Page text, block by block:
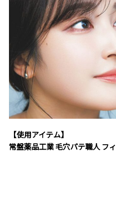
【使用アイテム】
常盤薬品工業 毛穴パテ職人 フ